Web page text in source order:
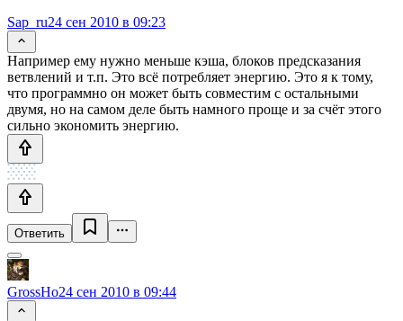
Sap_ru24 сен 2010 в 09:23
Например ему нужно меньше кэша, блоков предсказания
ветвлений и т.п. Это всё потребляет энергию. Это я к тому,
что программно он может быть совместим с остальными
двумя, но на самом деле быть намного проще и за счёт этого
сильно экономить энергию.
Ответить
GrossHo24 сен 2010 в 09:44